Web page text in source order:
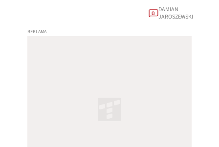
0
DAMIAN
JAROSZEWSKI